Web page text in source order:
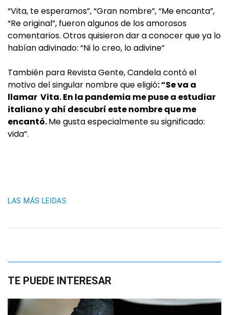
“Vita, te esperamos”, “Gran nombre”, “Me encanta”,
“Re original”, fueron algunos de los amorosos
comentarios. Otros quisieron dar a conocer que ya lo
habían adivinado: “Ni lo creo, lo adivine”
También para Revista Gente, Candela contó el
motivo del singular nombre que eligió: “Se va a
llamar Vita. En la pandemia me puse a estudiar
italiano y ahí descubrí este nombre que me
encantó.Me gusta especialmente su significado:
vida”.
LAS MÁS LEIDAS
TE PUEDE INTERESAR